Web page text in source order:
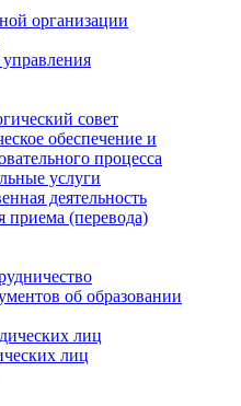
организации
совет
обеспечение и
процесса
услуги
деятельность
приема (перевода)
об образовании
лиц
лиц